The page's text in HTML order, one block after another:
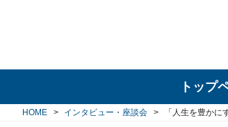
トップ
HOME インタビュー・座談会 「人生を豊か